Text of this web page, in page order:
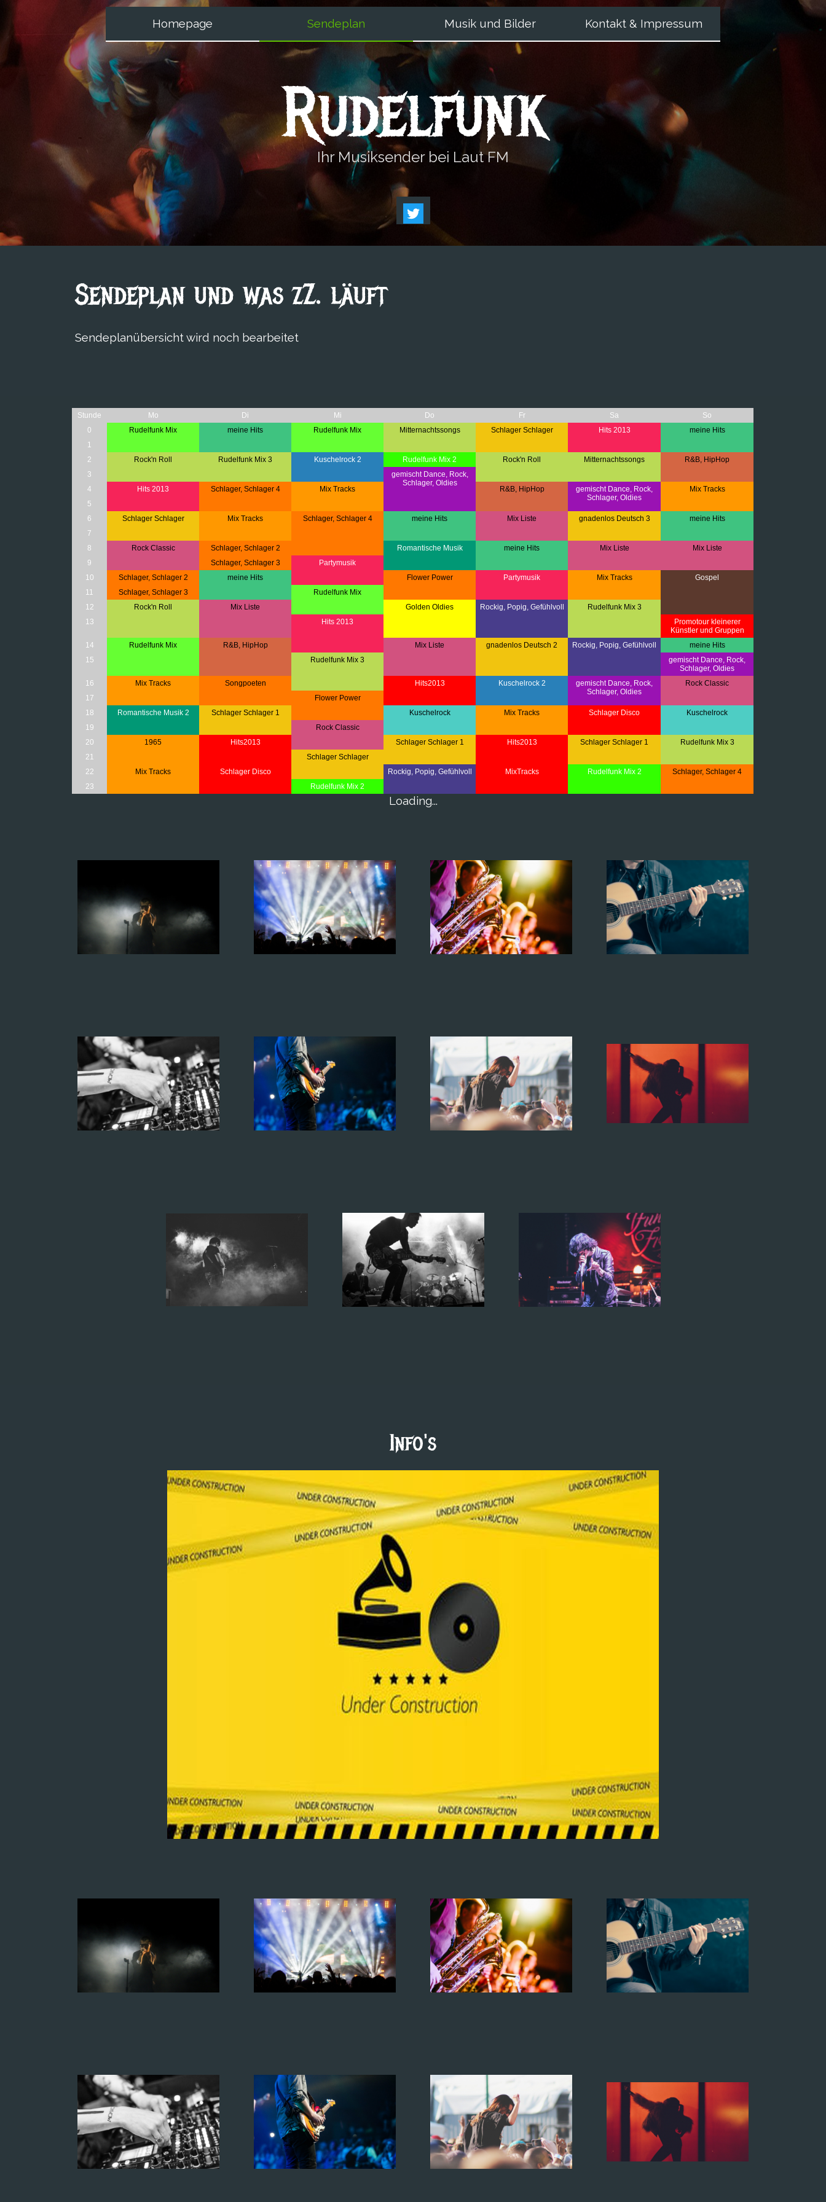
Homepage Sendeplan Musik und Bilder Kontakt & Impressum
Ihr Musiksender bei Laut FM
Rudelfunk
Sendeplan und was zZ. läuft
Sendeplanübersicht wird noch bearbeitet
Stunde Mo Di Mi Do Fr Sa
So
0
Rudelfunk Mix meine Hits Rudelfunk Mix Mitternachtssongs Schlager Schlager Hits 2013
meine Hits
1
2
Rock'n Roll Rudelfunk Mix 3 Kuschelrock 2 Rudelfunk Mix 2 Rock'n Roll Mitternachtssongs
R&B, HipHop
3
gemischt Dance, Rock,
Schlager, Oldies
4 Hits 2013 Schlager, Schlager 4 Mix Tracks R&B, HipHop
gemischt Dance, Rock,
Schlager, Oldies
Mix Tracks
5
6
Schlager Schlager Mix Tracks Schlager, Schlager 4 meine Hits Mix Liste gnadenlos Deutsch 3
meine Hits
7
8
Rock Classic Schlager, Schlager 2 Romantische Musik meine Hits Mix Liste
Mix Liste
9
Schlager, Schlager 3
Partymusik
10
Schlager, Schlager 2 meine Hits Flower Power Partymusik Mix Tracks
Gospel
11
Schlager, Schlager 3
Rudelfunk Mix
12
Rock'n Roll Mix Liste Golden Oldies Rockig, Popig, Gefühlvoll
Rudelfunk Mix 3
13
Hits 2013
Promotour kleinerer
Künstler und Gruppen
14
Rudelfunk Mix R&B, HipHop Mix Liste gnadenlos Deutsch 2 Rockig, Popig, Gefühlvoll
meine Hits
15
Rudelfunk Mix 3
gemischt Dance, Rock,
Schlager, Oldies
16
Mix Tracks Songpoeten Hits2013 Kuschelrock 2
gemischt Dance, Rock,
Schlager, Oldies
Rock Classic
17
Flower Power
18
Romantische Musik 2 Schlager Schlager 1 Kuschelrock Mix Tracks Schlager Disco
Kuschelrock
19
Rock Classic
20
1965 Hits2013 Schlager Schlager 1 Hits2013 Schlager Schlager 1
Rudelfunk Mix 3
21
Schlager Schlager
22
Mix Tracks Schlager Disco Rockig, Popig, Gefühlvoll MixTracks Rudelfunk Mix 2
Schlager, Schlager 4
23
Rudelfunk Mix 2
Loading...
Info's